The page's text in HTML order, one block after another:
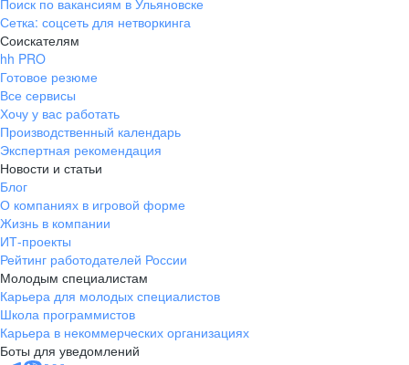
Сетка: соцсеть для нетворкинга
Соискателям
hh PRO
Готовое резюме
Все сервисы
Хочу у вас работать
Производственный календарь
Экспертная рекомендация
Новости и статьи
Блог
О компаниях в игровой форме
Жизнь в компании
ИТ-проекты
Рейтинг работодателей России
Молодым специалистам
Карьера для молодых специалистов
Школа программистов
Карьера в некоммерческих организациях
Боты для уведомлений